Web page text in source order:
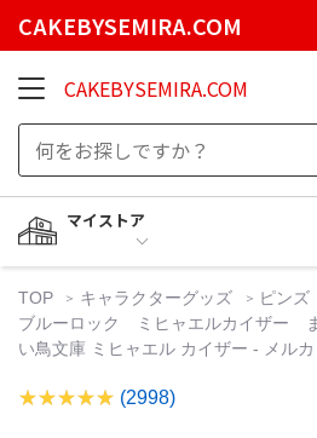
CAKEBYSEMIRA.COM
CAKEBYSEMIRA.COM
マイストア
TOP キャラクターグッズ
ピンズ
ブルーロック ミヒャエルカイザー
い鳥文庫 ミヒャエル カイザー - メルカ
(2998)